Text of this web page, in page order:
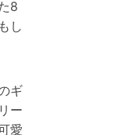
8
し
ギ
ー
愛